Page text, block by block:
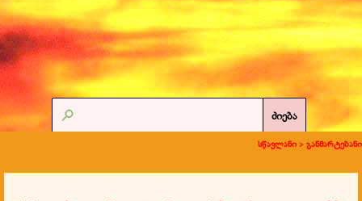
ძიება
სწავლანი > განმარტებანი